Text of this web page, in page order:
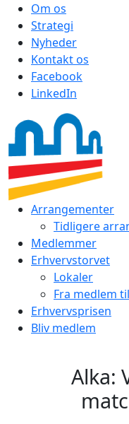
Om os
Strategi
Nyheder
Kontakt os
Facebook
LinkedIn
Arrangementer
Tidligere
Medlemmer
Erhvervstorvet
Lokaler
Fra medlem
Erhvervsprisen
Bliv medlem
Alka: